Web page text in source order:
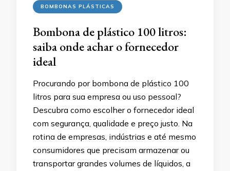
BOMBONAS PLÁSTICAS
Bombona de plástico 100 litros:
saiba onde achar o fornecedor
ideal
Procurando por bombona de plástico 100
litros para sua empresa ou uso pessoal?
Descubra como escolher o fornecedor ideal
com segurança, qualidade e preço justo. Na
rotina de empresas, indústrias e até mesmo
consumidores que precisam armazenar ou
transportar grandes volumes de líquidos, a